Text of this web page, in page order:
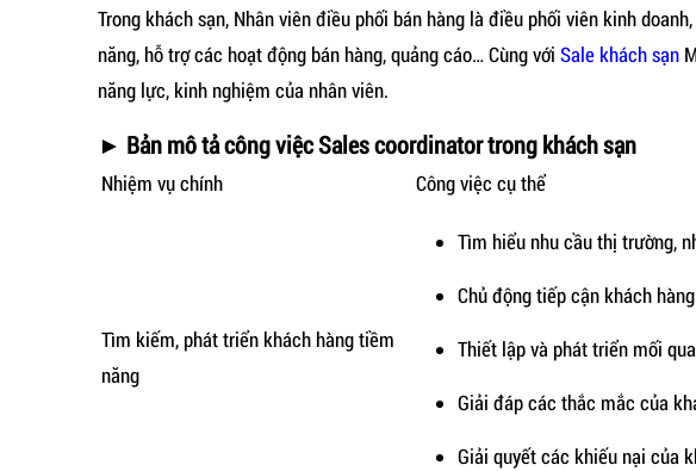
Trong khách sạn, Nhân viên điều phối bán hàng là điều phối viên kinh
năng, hỗ trợ các hoạt động bán hàng, quảng cáo… Cùng với Sale khách sạn
năng lực, kinh nghiệm của nhân viên.
► Bản mô tả công việc Sales coordinator trong khách sạn
Nhiệm vụ chính Công việc cụ thể
Tìm kiếm, phát triển khách hàng tiềm
năng
Tìm hiểu nhu cầu thị trường,
Chủ động tiếp cận khách
Thiết lập và phát triển mối
Giải đáp các thắc mắc của
Giải quyết các khiếu nại của